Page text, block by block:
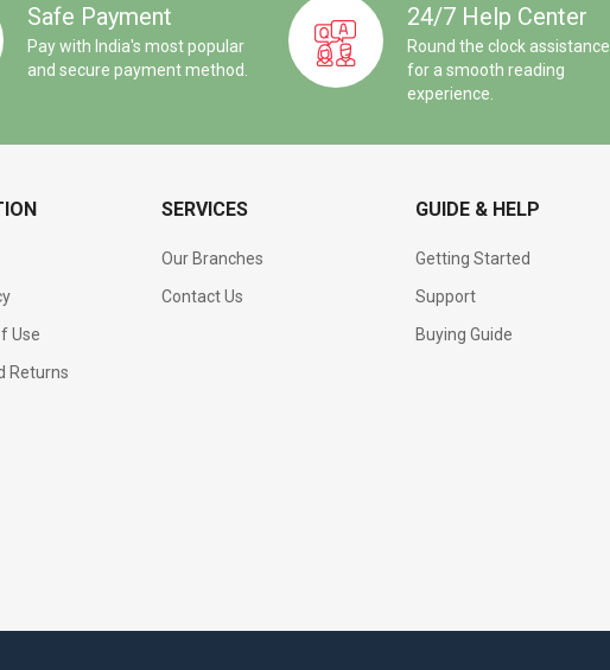
Safe Payment
Pay with India's most popular
and secure payment method.
24/7 Help Center
Round the clock assistance
for a smooth reading
experience.
Use
Returns
SERVICES
Our Branches
Contact Us
GUIDE & HELP
Getting Started
Support
Buying Guide